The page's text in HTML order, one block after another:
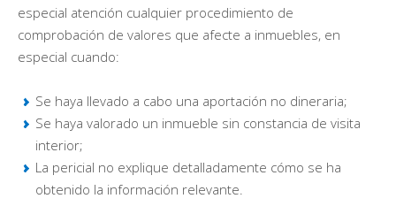
especial atención cualquier procedimiento de
comprobación de valores que afecte a inmuebles, en
especial cuando:
Se haya llevado a cabo una aportación no dineraria;
Se haya valorado un inmueble sin constancia de visita
interior;
La pericial no explique detalladamente cómo se ha
obtenido la información relevante.